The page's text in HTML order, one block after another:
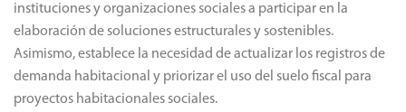
instituciones y organizaciones sociales a participar en la
elaboración de soluciones estructurales y sostenibles.
Asimismo, establece la necesidad de actualizar los registros de
demanda habitacional y priorizar el uso del suelo fiscal para
proyectos habitacionales sociales.